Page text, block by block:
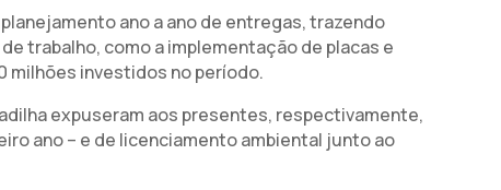
ano a ano de entregas, trazendo
trabalho, como a implementação de placas e
investidos no período.
expuseram aos presentes, respectivamente,
ano – e de licenciamento ambiental junto ao